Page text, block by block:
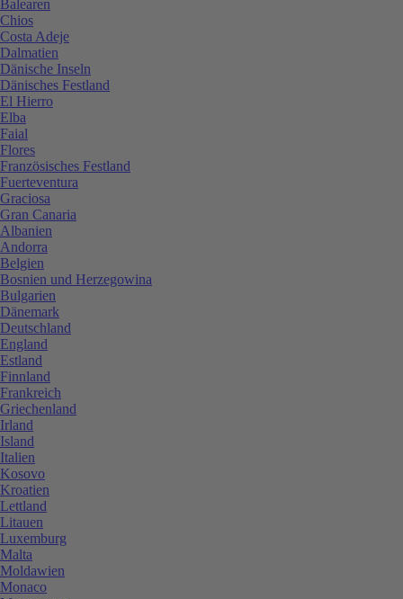
Balearen
Chios
Costa Adeje
Dalmatien
Dänische Inseln
Dänisches Festland
El Hierro
Elba
Faial
Flores
Französisches Festland
Fuerteventura
Graciosa
Gran Canaria
Albanien
Andorra
Belgien
Bosnien und Herzegowina
Bulgarien
Dänemark
Deutschland
England
Estland
Finnland
Frankreich
Griechenland
Irland
Island
Italien
Kosovo
Kroatien
Lettland
Litauen
Luxemburg
Malta
Moldawien
Monaco